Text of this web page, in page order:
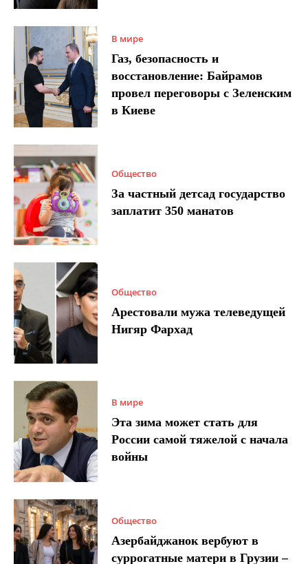
В мире
Газ, безопасность и
восстановление: Байрамов
провел переговоры с Зеленским
в Киеве
Общество
За частный детсад государство
заплатит 350 манатов
Общество
Арестовали мужа телеведущей
Нигяр Фархад
В мире
Эта зима может стать для
России самой тяжелой с начала
войны
Общество
Азербайджанок вербуют в
суррогатные матери в Грузии –